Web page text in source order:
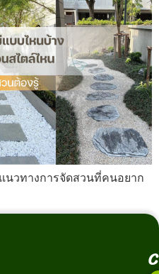
นวทางการจัดสวนที่คนอยาก